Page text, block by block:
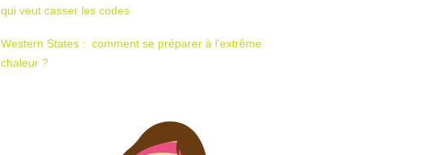
qui veut casser les codes
Western States : comment se préparer à l’extrême
chaleur ?